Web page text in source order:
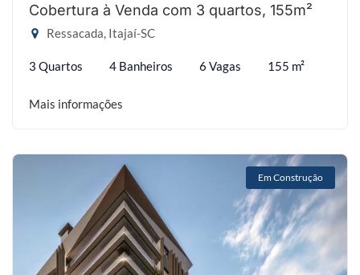
Cobertura à Venda com 3 quartos, 155m²
Ressacada, Itajaí-SC
3 Quartos 4 Banheiros 6 Vagas 155 m²
Mais informações
Em Construção